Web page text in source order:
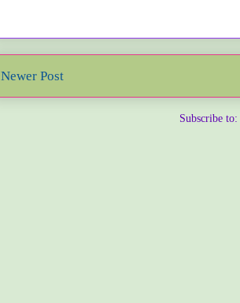
Newer Post
Subscribe to: